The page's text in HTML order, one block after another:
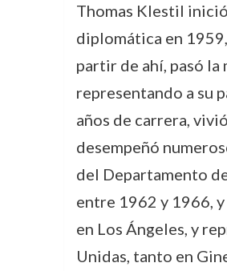
Thomas Klestil
diplomática en
partir de ahí, pasó la
representando a su
años de carrera,
desempeñó
del Departamento
entre 1962 y 1966,
en Los Ángeles, y
Unidas, tanto en